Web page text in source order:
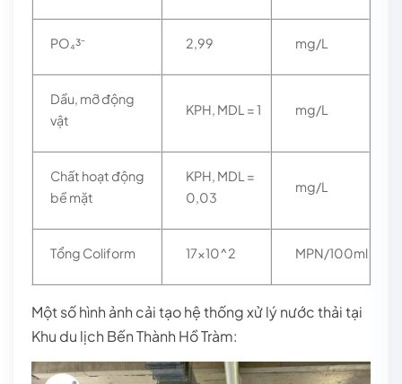
PO₄³⁻ 2,99 mg/L
Dầu, mỡ động
vật
KPH, MDL = 1 mg/L
Chất hoạt động
bề mặt
KPH, MDL =
0,03
mg/L
Tổng Coliform 17x10^2 MPN/100ml
Một số hình ảnh cải tạo hệ thống xử lý nước thải tại
Khu du lịch Bến Thành Hồ Tràm: